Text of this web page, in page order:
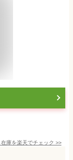
庫を楽天でチェック >>